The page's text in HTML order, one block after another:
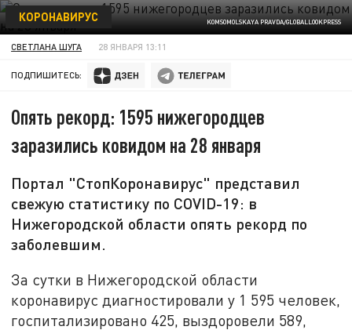
KOMSOMOLSKAYA PRAVDA/GLOBALLOOKPRESS
КОРОНАВИРУС
СВЕТЛАНА ШУГА 28 ЯНВАРЯ 13:11
ПОДПИШИТЕСЬ:
Опять рекорд: 1595 нижегородцев
заразились ковидом на 28 января
Портал "СтопКоронавирус" представил
свежую статистику по COVID-19: в
Нижегородской области опять рекорд по
заболевшим.
За сутки в Нижегородской области
коронавирус диагностировали у 1 595 человек,
госпитализировано 425, выздоровели 589,